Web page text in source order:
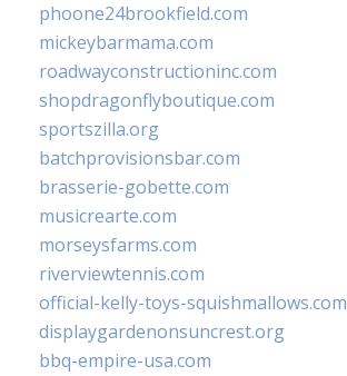
phoone24brookfield.com
mickeybarmama.com
roadwayconstructioninc.com
shopdragonflyboutique.com
sportszilla.org
batchprovisionsbar.com
brasserie-gobette.com
musicrearte.com
morseysfarms.com
riverviewtennis.com
official-kelly-toys-squishmallows.com
displaygardenonsuncrest.org
bbq-empire-usa.com